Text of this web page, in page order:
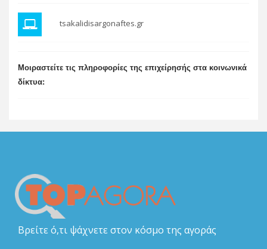
tsakalidisargonaftes.gr
Μοιραστείτε τις πληροφορίες της επιχείρησής στα κοινωνικά
δίκτυα:
Βρείτε ό,τι ψάχνετε στον κόσμο της αγοράς